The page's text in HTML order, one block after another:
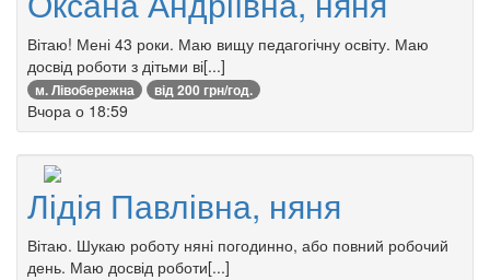
Вітаю! Мені 43 роки. Маю вищу педагогічну освіту. Маю
досвід роботи з дітьми ві[...]
м. Лівобережна від 200 грн/год.
Вчора о 18:59
Лідія Павлівна, няня
Вітаю. Шукаю роботу няні погодинно, або повний робочий
день. Маю досвід роботи[...]